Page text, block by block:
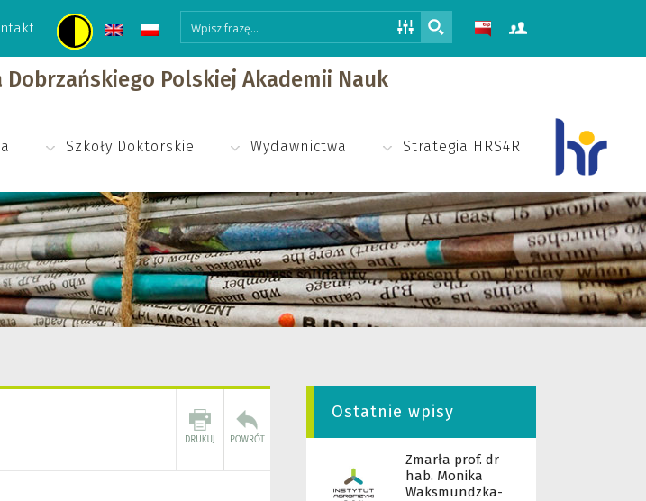
Polskiej Akademii Nauk
Szkoły Doktorskie Wydawnictwa Strategia HRS4R
Ostatnie wpisy
Zmarła prof. dr
hab. Monika
Waksmundzka-